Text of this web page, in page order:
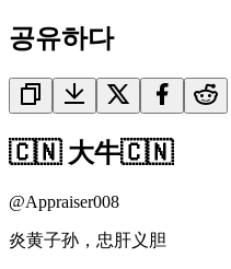
공유하다
🇨🇳 大牛🇨🇳
@Appraiser008
炎黄子孙，忠肝义胆